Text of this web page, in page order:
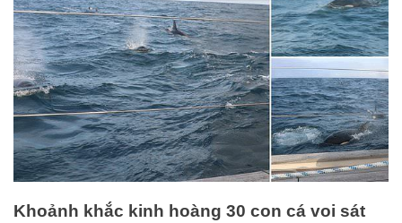
Khoảnh khắc kinh hoàng 30 con cá voi sát